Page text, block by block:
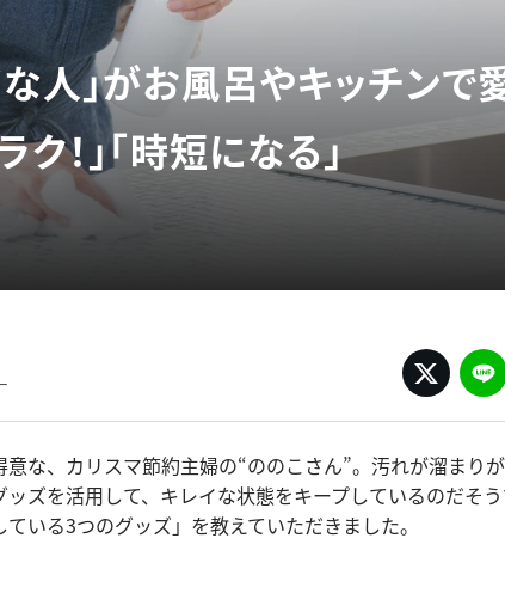
な人」がお風呂やキッチン
！」「時短になる」
意な、カリスマ節約主婦の“ののこさん”。汚れが溜まり
ズを活用して、キレイな状態をキープしているのだそ
いる3つのグッズ」を教えていただきました。